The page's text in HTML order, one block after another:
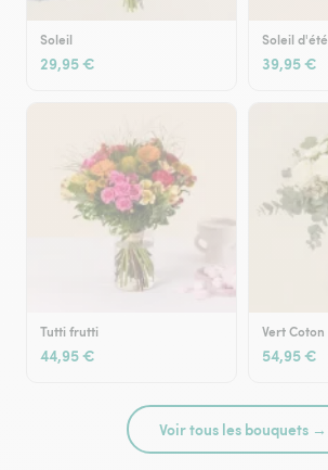
Soleil
29,95 €
Soleil d'été
39,95 €
Tutti frutti
44,95 €
Vert Coton
54,95 €
Voir tous les bouquets →